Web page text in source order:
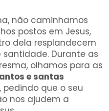
não caminhamos
postos em Jesus,
dela resplandecem
Durante as
olhamos para as
e santas
, pedindo que o seu
nos ajudem a